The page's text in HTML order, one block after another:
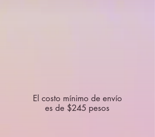
El costo mínimo de envío
es de $245 pesos